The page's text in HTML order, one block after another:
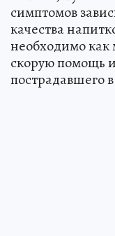
симптомов
качества
необходимо как
скорую помощь
пострадавшего